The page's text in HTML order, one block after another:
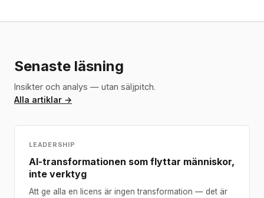
Senaste läsning
Insikter och analys — utan säljpitch.
Alla artiklar →
LEADERSHIP
AI-transformationen som flyttar människor,
inte verktyg
Att ge alla en licens är ingen transformation — det är